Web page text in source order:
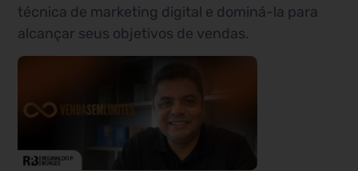
técnica de marketing digital e dominá-la para
alcançar seus objetivos de vendas.